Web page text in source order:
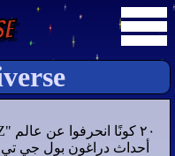
أحداث دراغون بول جي